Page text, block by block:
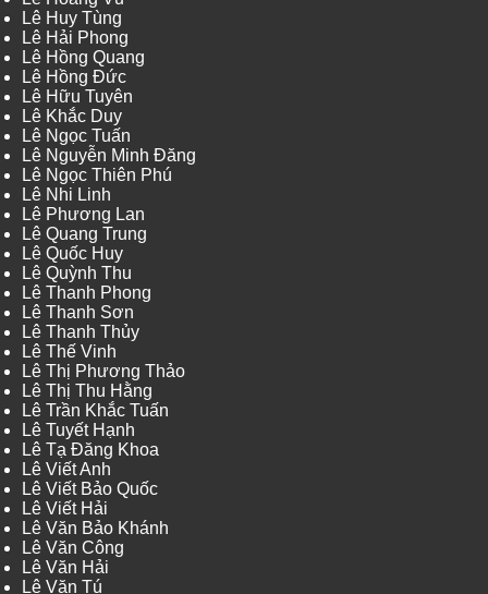
Lê Huy Tùng
Lê Hải Phong
Lê Hồng Quang
Lê Hồng Đức
Lê Hữu Tuyên
Lê Khắc Duy
Lê Ngọc Tuấn
Lê Nguyễn Minh Đăng
Lê Ngọc Thiên Phú
Lê Nhi Linh
Lê Phương Lan
Lê Quang Trung
Lê Quốc Huy
Lê Quỳnh Thu
Lê Thanh Phong
Lê Thanh Sơn
Lê Thanh Thủy
Lê Thế Vinh
Lê Thị Phương Thảo
Lê Thị Thu Hằng
Lê Trần Khắc Tuấn
Lê Tuyết Hạnh
Lê Tạ Đăng Khoa
Lê Viết Anh
Lê Viết Bảo Quốc
Lê Viết Hải
Lê Văn Bảo Khánh
Lê Văn Công
Lê Văn Hải
Lê Văn Tú